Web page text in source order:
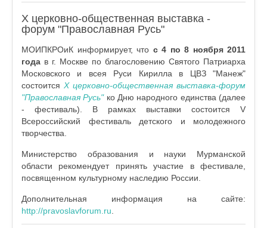
X церковно-общественная выставка -
форум "Православная Русь"
МОИПКРОиК информирует, что с 4 по 8 ноября 2011
года в г. Москве по благословению Святого Патриарха
Московского и всея Руси Кирилла в ЦВЗ "Манеж"
состоится X церковно-общественная выставка-форум
"Православная Русь" ко Дню народного единства (далее
- фестиваль). В рамках выставки состоится V
Всероссийский фестиваль детского и молодежного
творчества.
Министерство образования и науки Мурманской
области рекомендует принять участие в фестивале,
посвященном культурному наследию России.
Дополнительная информация на сайте:
http://pravoslavforum.ru